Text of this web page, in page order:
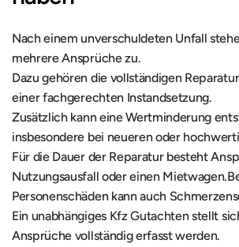
Nach einem unverschuldeten Unfall
mehrere Ansprüche zu.
Dazu gehören die vollständigen
einer fachgerechten Instandsetzung.
Zusätzlich kann eine Wertminderung
insbesondere bei neueren oder
Für die Dauer der Reparatur besteht
Nutzungsausfall oder einen
Personenschäden kann auch
Ein unabhängiges Kfz Gutachten stellt
Ansprüche vollständig erfasst werden.